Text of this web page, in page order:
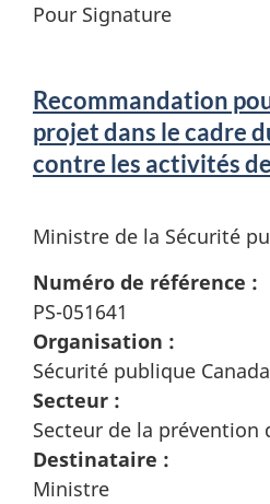
Pour Signature
Recommandation
projet dans le cadre
contre les activités
Ministre de la Sécurité
Numéro de référence :
PS-051641
Organisation :
Sécurité publique Canada
Secteur :
Secteur de la prévention
Destinataire :
Ministre